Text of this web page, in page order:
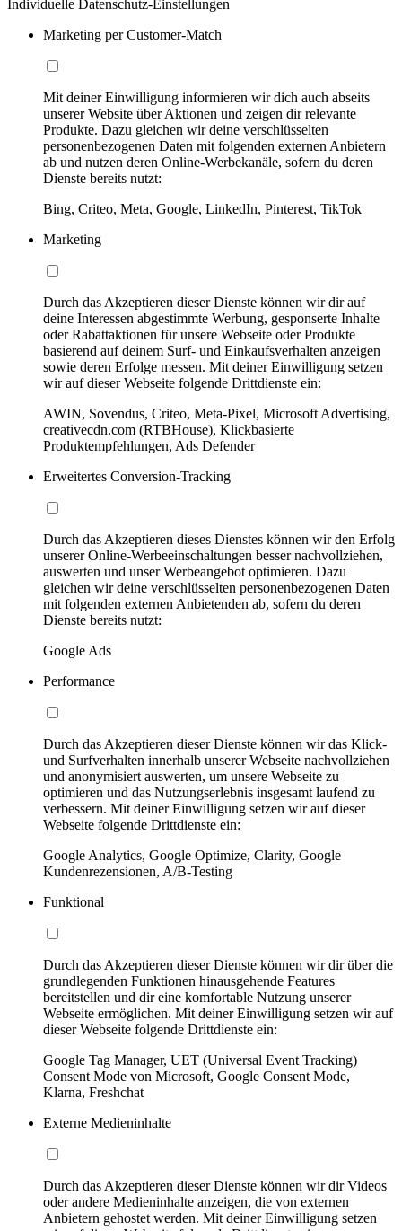
Individuelle Datenschutz-Einstellungen
Marketing per Customer-Match
Mit deiner Einwilligung informieren wir dich auch abseits
unserer Website über Aktionen und zeigen dir relevante
Produkte. Dazu gleichen wir deine verschlüsselten
personenbezogenen Daten mit folgenden externen Anbietern
ab und nutzen deren Online-Werbekanäle, sofern du deren
Dienste bereits nutzt:
Bing, Criteo, Meta, Google, LinkedIn, Pinterest, TikTok
Marketing
Durch das Akzeptieren dieser Dienste können wir dir auf
deine Interessen abgestimmte Werbung, gesponserte Inhalte
oder Rabattaktionen für unsere Webseite oder Produkte
basierend auf deinem Surf- und Einkaufsverhalten anzeigen
sowie deren Erfolge messen. Mit deiner Einwilligung setzen
wir auf dieser Webseite folgende Drittdienste ein:
AWIN, Sovendus, Criteo, Meta-Pixel, Microsoft Advertising,
creativecdn.com (RTBHouse), Klickbasierte
Produktempfehlungen, Ads Defender
Erweitertes Conversion-Tracking
Durch das Akzeptieren dieses Dienstes können wir den Erfolg
unserer Online-Werbeeinschaltungen besser nachvollziehen,
auswerten und unser Werbeangebot optimieren. Dazu
gleichen wir deine verschlüsselten personenbezogenen Daten
mit folgenden externen Anbietenden ab, sofern du deren
Dienste bereits nutzt:
Google Ads
Performance
Durch das Akzeptieren dieser Dienste können wir das Klick-
und Surfverhalten innerhalb unserer Webseite nachvollziehen
und anonymisiert auswerten, um unsere Webseite zu
optimieren und das Nutzungserlebnis insgesamt laufend zu
verbessern. Mit deiner Einwilligung setzen wir auf dieser
Webseite folgende Drittdienste ein:
Google Analytics, Google Optimize, Clarity, Google
Kundenrezensionen, A/B-Testing
Funktional
Durch das Akzeptieren dieser Dienste können wir dir über die
grundlegenden Funktionen hinausgehende Features
bereitstellen und dir eine komfortable Nutzung unserer
Webseite ermöglichen. Mit deiner Einwilligung setzen wir auf
dieser Webseite folgende Drittdienste ein:
Google Tag Manager, UET (Universal Event Tracking)
Consent Mode von Microsoft, Google Consent Mode,
Klarna, Freshchat
Externe Medieninhalte
Durch das Akzeptieren dieser Dienste können wir dir Videos
oder andere Medieninhalte anzeigen, die von externen
Anbietern gehostet werden. Mit deiner Einwilligung setzen